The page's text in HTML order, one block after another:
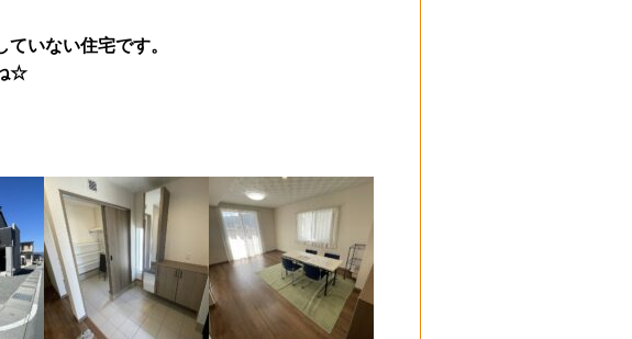
ていない住宅です。
☆